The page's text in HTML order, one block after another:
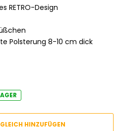
RETRO-Design
Polsterung 8-10 cm dick
HINZUFÜGEN